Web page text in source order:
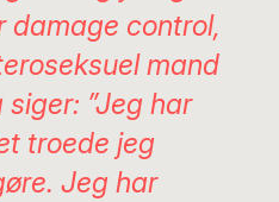
damage control,
mand
”Jeg har
troede jeg
Jeg har